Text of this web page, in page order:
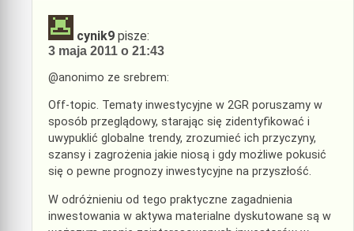
cynik9 pisze:
3 maja 2011 o 21:43
@anonimo ze srebrem:
Off-topic. Tematy inwestycyjne w 2GR poruszamy w
sposób przeglądowy, starając się zidentyfikować i
uwypuklić globalne trendy, zrozumieć ich przyczyny,
szansy i zagrożenia jakie niosą i gdy możliwe pokusić
się o pewne prognozy inwestycyjne na przyszłość.
W odróżnieniu od tego praktyczne zagadnienia
inwestowania w aktywa materialne dyskutowane są w